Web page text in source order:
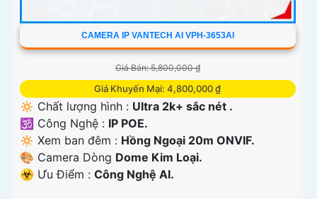
CAMERA IP VANTECH AI VPH-3653AI
Giá Bán: 5,800,000 ₫
Giá Khuyến Mại: 4,800,000 ₫
🔅 Chất lượng hình : Ultra 2k+ sắc nét .
🕉️ Công Nghệ : IP POE.
🔅 Xem ban đêm : Hồng Ngoại 20m ONVIF.
🎨 Camera Dòng Dome Kim Loại.
️☣️ Ưu Điểm : Công Nghệ AI.